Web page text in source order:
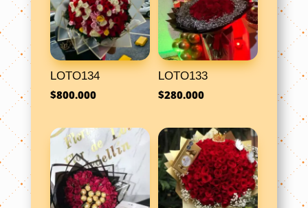
LOTO134
$800.000
LOTO133
$280.000